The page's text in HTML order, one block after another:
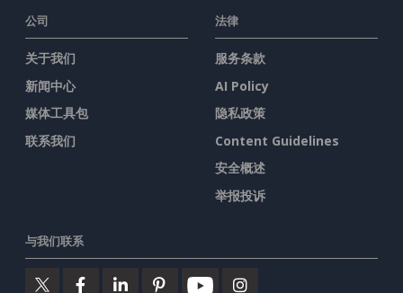
公司
关于我们
新闻中心
媒体工具包
联系我们
法律
服务条款
AI Policy
隐私政策
Content Guidelines
安全概述
举报投诉
与我们联系